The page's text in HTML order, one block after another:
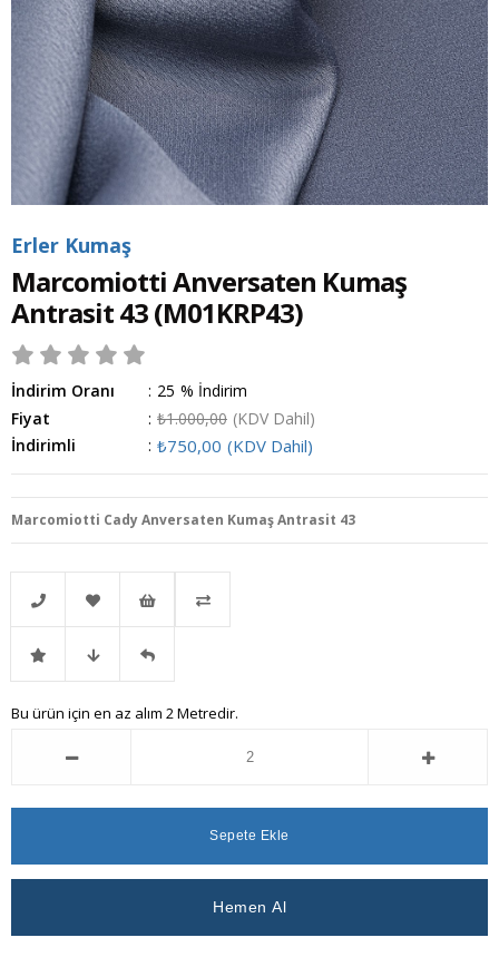
Erler Kumaş
Marcomiotti Anversaten Kumaş
Antrasit 43(M01KRP43)
İndirim Oranı : %
25
İndirim
Fiyat
: ₺1.000,00 (KDV Dahil)
İndirimli
: ₺750,00 (KDV Dahil)
Marcomiotti Cady Anversaten Kumaş Antrasit 43
Telefonla
Sipariş
Favorilere
Ekle
İstek
Listeme
İndirimli Fiyat
Ver
Gelince
Bu ürün için en az alım 2 Metredir.